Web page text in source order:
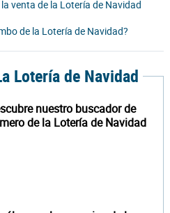
venta de la Lotería de Navidad
de la Lotería de Navidad?
Lotería de Navidad
nuestro buscador de
de la Lotería de Navidad